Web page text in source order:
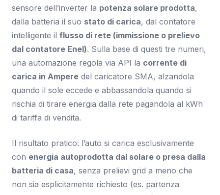
sensore dell’inverter la potenza solare prodotta,
dalla batteria il suo stato di carica, dal contatore
intelligente il flusso di rete (immissione o prelievo
dal contatore Enel). Sulla base di questi tre numeri,
una automazione regola via API la corrente di
carica in Ampere del caricatore SMA, alzandola
quando il sole eccede e abbassandola quando si
rischia di tirare energia dalla rete pagandola al kWh
di tariffa di vendita.
Il risultato pratico: l’auto si carica esclusivamente
con energia autoprodotta dal solare o presa dalla
batteria di casa, senza prelievi grid a meno che
non sia esplicitamente richiesto (es. partenza